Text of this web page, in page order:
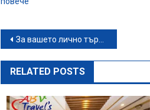
Навигация
За вашето лично тържество: 3 часа наем на яхта с парти круиз за 8 човека на ветроходна яхта – с хапване и напитки
RELATED POSTS